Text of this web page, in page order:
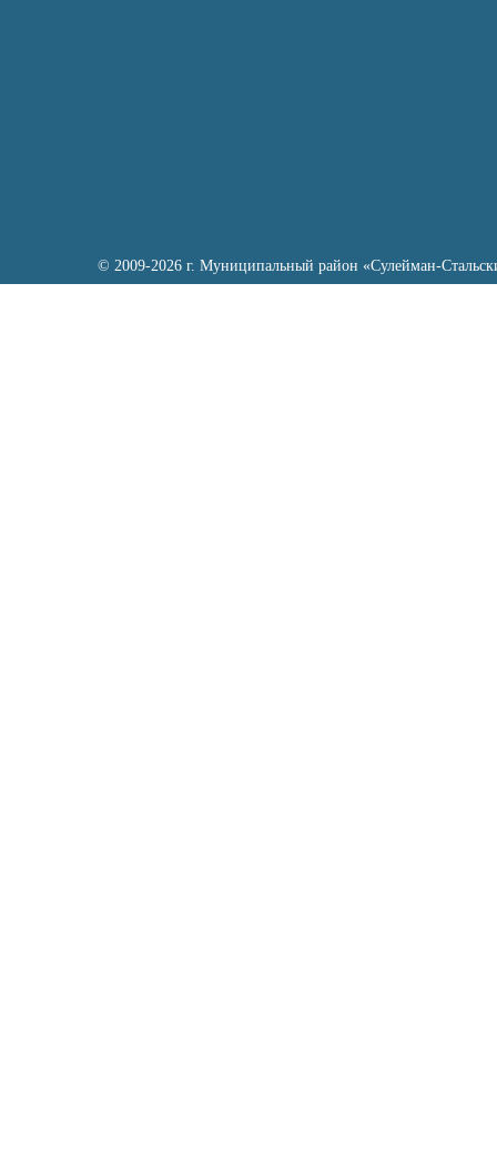
© 2009-2026 г. Муниципальный район «Сулейман-